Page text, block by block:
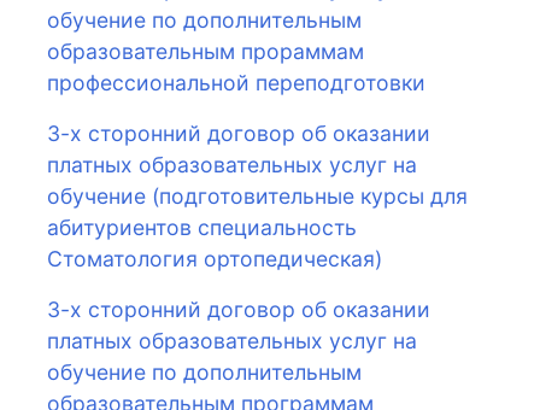
обучение по дополнительным
образовательным прораммам
профессиональной переподготовки
3-х сторонний договор об оказании
платных образовательных услуг на
обучение (подготовительные курсы для
абитуриентов специальность
Стоматология ортопедическая)
3-х сторонний договор об оказании
платных образовательных услуг на
обучение по дополнительным
образовательным программам